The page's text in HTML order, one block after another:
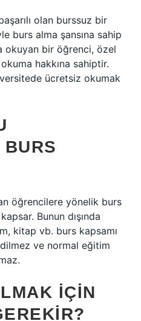
olan burssuz bir
burs alma şansına sahip
okuyan bir öğrenci, özel
hakkına sahiptir.
ücretsiz okumak
öğrencilere yönelik burs
Bunun dışında
kitap vb. burs kapsamı
ve normal eğitim
IÇIN